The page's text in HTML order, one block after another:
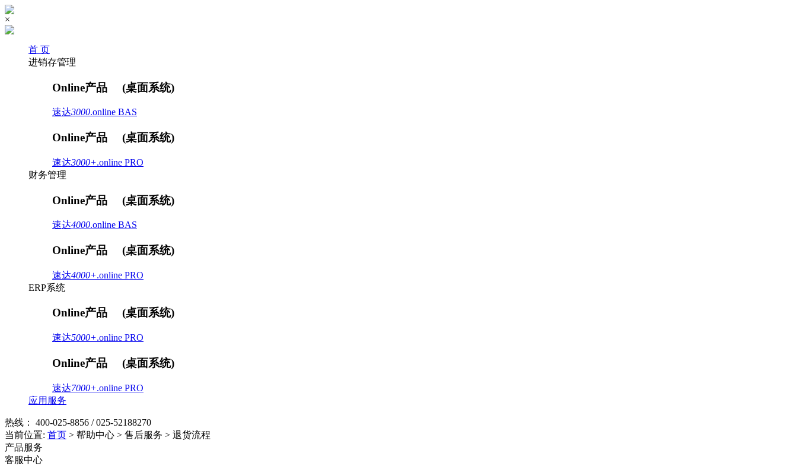
×
首 页
进销存管理
Online产品 (桌面系统)
速达3000.online BAS
Online产品 (桌面系统)
速达3000+.online PRO
财务管理
Online产品 (桌面系统)
速达4000.online BAS
Online产品 (桌面系统)
速达4000+.online PRO
ERP系统
Online产品 (桌面系统)
速达5000+.online PRO
Online产品 (桌面系统)
速达7000+.online PRO
应用服务
热线： 400-025-8856 / 025-52188270
当前位置: 首页 > 帮助中心 > 售后服务 > 退货流程
产品服务
客服中心